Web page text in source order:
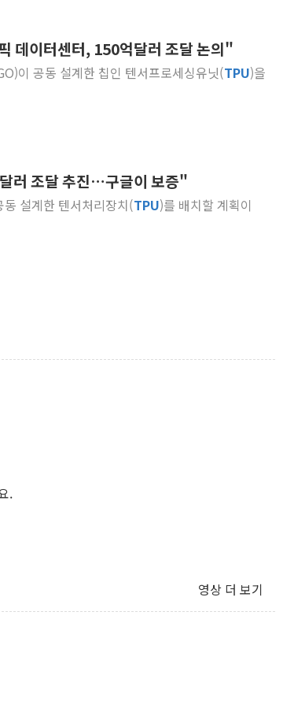
데이터센터, 150억달러 조달 논의"
이 공동 설계한 칩인 텐서프로세싱유닛(TPU)을
러 조달 추진…구글이 보증"
설계한 텐서처리장치(TPU)를 배치할 계획이
.
영상 더 보기